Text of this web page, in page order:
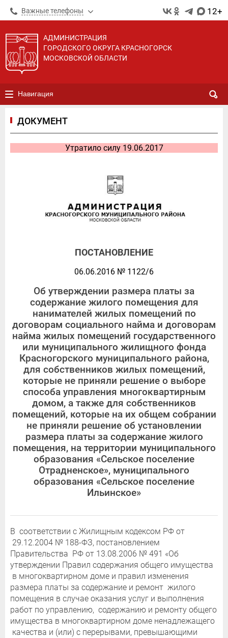
Важные телефоны 12+
АДМИНИСТРАЦИЯ
ГОРОДСКОГО ОКРУГА КРАСНОГОРСК
МОСКОВСКОЙ ОБЛАСТИ
Навигация
ДОКУМЕНТ
Утратило силу 19.06.2017
ПОСТАНОВЛЕНИЕ
06.06.2016 № 1122/6
Об утверждении размера платы за
содержание жилого помещения для
нанимателей жилых помещений по
договорам социального найма и договорам
найма жилых помещений государственного
или муниципального жилищного фонда
Красногорского муниципального района,
для собственников жилых помещений,
которые не приняли решение о выборе
способа управления многоквартирным
домом, а также для собственников
помещений, которые на их общем собрании
не приняли решение об установлении
размера платы за содержание жилого
помещения, на территории муниципального
образования «Сельское поселение
Отрадненское», муниципального
образования «Сельское поселение
Ильинское»
В соответствии с Жилищным кодексом РФ от
29.12.2004 № 188-ФЗ, постановлением
Правительства РФ от 13.08.2006 № 491 «Об
утверждении Правил содержания общего имущества
в многоквартирном доме и правил изменения
размера платы за содержание и ремонт жилого
помещения в случае оказания услуг и выполнения
работ по управлению, содержанию и ремонту общего
имущества в многоквартирном доме ненадлежащего
качества и (или) с перерывами, превышающими